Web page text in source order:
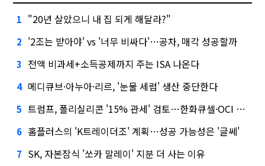
1 "20년 살았으니 내 집 되게 해달라?"
2 '2조는 받아야' vs '너무 비싸다'…공차, 매각 성공할까
3 전액 비과세+소득공제까지 주는 ISA 나온다
4 메디큐브·아누아·리르, '눈물 세럼' 생산 중단한다
5 트럼프, 폴리실리콘 '15% 관세' 검토…한화큐셀·OCI 영향은?
6 홈플러스의 'K트레이더조' 계획…성공 가능성은 '글쎄'
7 SK, 자본잠식 '쏘카 말레이' 지분 더 사는 이유